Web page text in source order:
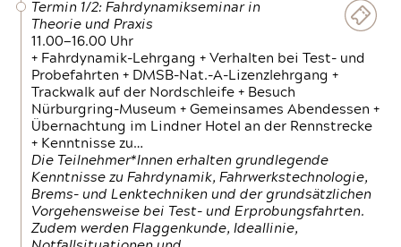
Termin 1/2: Fahrdynamikseminar in
Theorie und Praxis
11.00—16.00 Uhr
+ Fahrdynamik-Lehrgang + Verhalten bei Test- und
Probefahrten + DMSB-Nat.-A-Lizenzlehrgang +
Trackwalk auf der Nordschleife + Besuch
Nürburgring-Museum + Gemeinsames Abendessen +
Übernachtung im Lindner Hotel an der Rennstrecke
+ Kenntnisse zu…
Die Teilnehmer*Innen erhalten grundlegende
Kenntnisse zu Fahrdynamik, Fahrwerkstechnologie,
Brems- und Lenktechniken und der grundsätzlichen
Vorgehensweise bei Test- und Erprobungsfahrten.
Zudem werden Flaggenkunde, Ideallinie,